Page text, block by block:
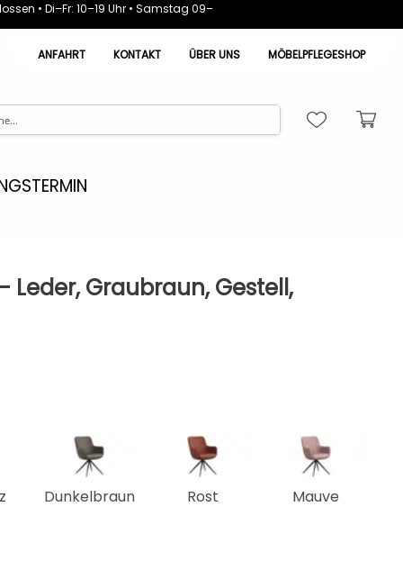
• Di–Fr: 10–19 Uhr • Samstag 09–
ANFAHRT KONTAKT ÜBER UNS MÖBELPFLEGESHOP
Leder, Graubraun, Gestell,
Dunkelbraun Rost Mauve